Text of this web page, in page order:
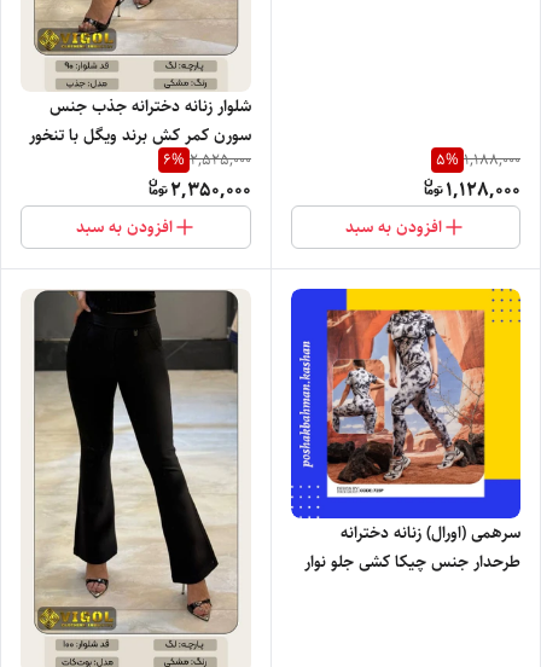
1,188,000
5%
1,128,000
افزودن به سبد
شلوار زنانه دخترانه جذب جنس
سورن کمر کش برند ویگل با تنخور
بسیار نرم راحت و شیک
2,525,000
6%
2,350,000
افزودن به سبد
سرهمی (اورال) زنانه دخترانه
طرحدار جنس چیکا کشی جلو نوار